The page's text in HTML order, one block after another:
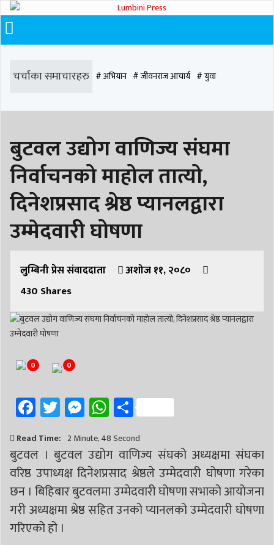
चर्चाका समाचारहरु # अभियान # जीवनराज आचार्य # युवा
# समाज रूपान्तरण # चौराह हस्पिटल # घरजग्गा कारोबार # कपिलवस्तु
# मृत्यु # सडक दुर्घटना # आधुनिक समाज डेन्टल # लुम्बिनी # वर्षा
# समृद्धि एकेडेमी # काङ्ग्रेस # नेपाली कांग्रेस # बुटवल # राजधानी
# रुपन्देही # रुपन्देही २ # नेकपा # रुपन्देही १ # चुन्न पौडेल # मन्दिर
# सिद्धबाबा # बुटवल उपमहानगरपालिका
# निर्वाचन # पाल्पा # प्रतिनिधि सभा
बुटवल उद्योग वाणिज्य संघमा
निर्वाचनको माहोल तात्यो,
दिनेशप्रसाद श्रेष्ठ प्यानलद्वारा
उम्मेदवारी घोषणा
लुम्बिनी प्रेस संवाददाता
अशोज ११, २०८०
430 Shares
0 0
Facebook
Twitter
Messenger
WhatsApp
Share
Read Time: 2 Minute, 48 Second
बुटवल । बुटवल उद्योग वाणिज्य संघको अध्यक्षमा संघका
वरिष्ठ उपाध्यक्ष दिनेशप्रसाद श्रेष्ठले उम्मेदवारी घोषणा गरेका
छन । बिहिबार बुटवलमा उम्मेदवारी घोषणा सभाको आयोजना
गरी अध्यक्षमा श्रेष्ठ सहित उनको प्यानलको उम्मेदवारी घोषणा
गरिएको हो ।